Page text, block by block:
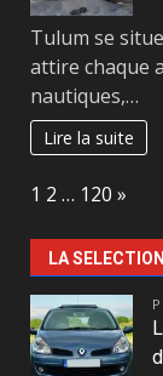
Tulum se
attire chaque
nautiques,…
Lire la suite
Page:
1 2 … 120 Next
»
LA